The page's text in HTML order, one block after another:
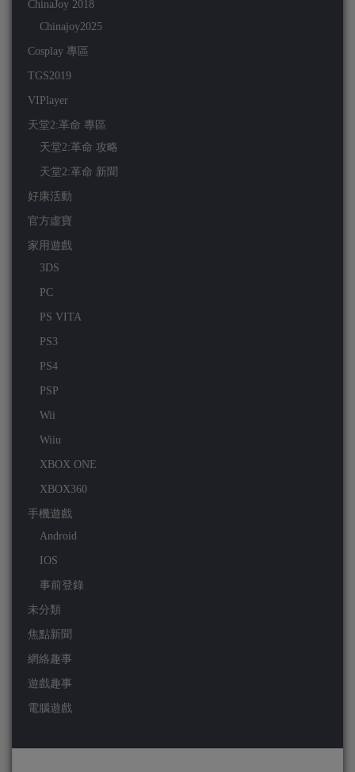
ChinaJoy 2018
Chinajoy2025
Cosplay 專區
TGS2019
VIPlayer
天堂2:革命 專區
天堂2:革命 攻略
天堂2:革命 新聞
好康活動
官方虛寶
家用遊戲
3DS
PC
PS VITA
PS3
PS4
PSP
Wii
Wiiu
XBOX ONE
XBOX360
手機遊戲
Android
IOS
事前登錄
未分類
焦點新聞
網絡趣事
遊戲趣事
電腦遊戲